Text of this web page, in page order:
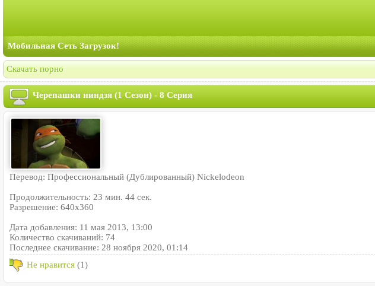
Мобильная Сеть Загрузок!
Скачать порно
Черепашки ниндзя (1 Сезон) - 8 Серия
Перевод: Профессиональный (Дублированный) Nickelodeon
Продолжительность: 23 мин. 44 сек.
Разрешение: 640x360
Дата добавления: 11 мая 2013, 13:00
Количество скачиваний: 74
Последнее скачивание: 28 ноября 2020, 01:14
Не нравится (1)